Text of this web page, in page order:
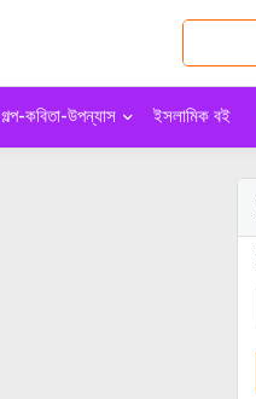
গল্প-কবিতা-উপন্যাস ইসলামিক বই